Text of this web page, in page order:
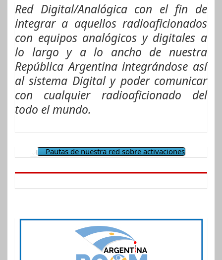
Red Digital/Analógica con el fin de
integrar a aquellos radioaficionados
con equipos analógicos y digitales a
lo largo y a lo ancho de nuestra
República Argentina integrándose así
al sistema Digital y poder comunicar
con cualquier radioaficionado del
todo el mundo.
Pautas de nuestra red sobre activaciones